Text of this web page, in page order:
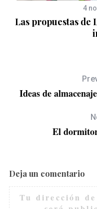
4
Las propuestas de
Ideas de
El
Deja un comentario
Tu dirección
f